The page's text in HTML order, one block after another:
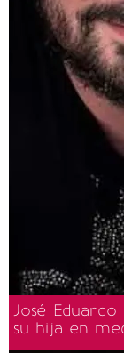
José
su hija en